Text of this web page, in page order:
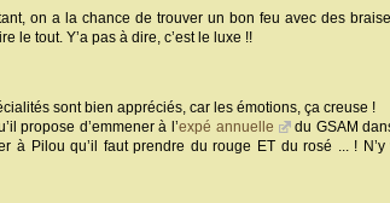
on a la chance de trouver un bon feu avec des
le tout. Y’a pas à dire, c’est le luxe !!
sont bien appréciés, car les émotions, ça creuse !
propose d’emmener à l’expé annuelle
du GSAM
à Pilou qu’il faut prendre du rouge ET du rosé ... !